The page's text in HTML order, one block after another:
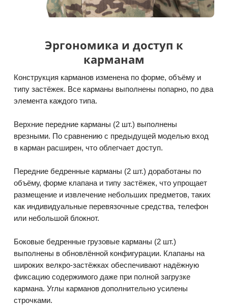
Эргономика и доступ к
карманам
Конструкция карманов изменена по форме, объёму и
типу застёжек. Все карманы выполнены попарно, по два
элемента каждого типа.
Верхние передние карманы (2 шт.) выполнены
врезными. По сравнению с предыдущей моделью вход
в карман расширен, что облегчает доступ.
Передние бедренные карманы (2 шт.) доработаны по
объёму, форме клапана и типу застёжек, что упрощает
размещение и извлечение небольших предметов, таких
как индивидуальные перевязочные средства, телефон
или небольшой блокнот.
Боковые бедренные грузовые карманы (2 шт.)
выполнены в обновлённой конфигурации. Клапаны на
широких велкро-застёжках обеспечивают надёжную
фиксацию содержимого даже при полной загрузке
кармана. Углы карманов дополнительно усилены
строчками.